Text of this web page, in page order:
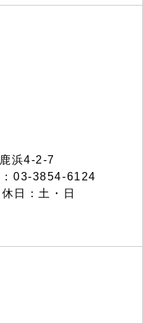
浜4-2-7
03-3854-6124
日：土・日